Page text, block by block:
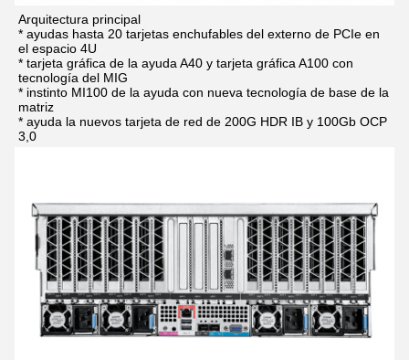
Arquitectura principal
* ayudas hasta 20 tarjetas enchufables del externo de PCIe en
el espacio 4U
* tarjeta gráfica de la ayuda A40 y tarjeta gráfica A100 con
tecnología del MIG
* instinto MI100 de la ayuda con nueva tecnología de base de la
matriz
* ayuda la nuevos tarjeta de red de 200G HDR IB y 100Gb OCP
3,0